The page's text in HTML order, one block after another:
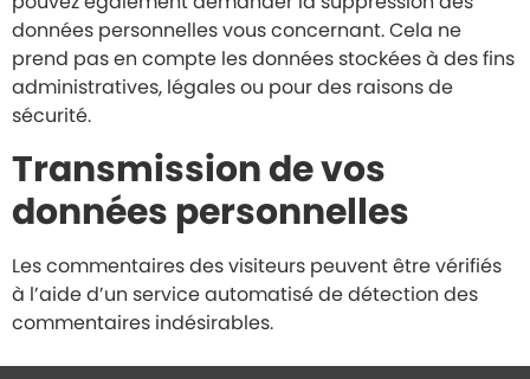
données personnelles vous concernant. Cela ne
prend pas en compte les données stockées à des fins
administratives, légales ou pour des raisons de
sécurité.
Transmission de vos
données personnelles
Les commentaires des visiteurs peuvent être vérifiés
à l’aide d’un service automatisé de détection des
commentaires indésirables.